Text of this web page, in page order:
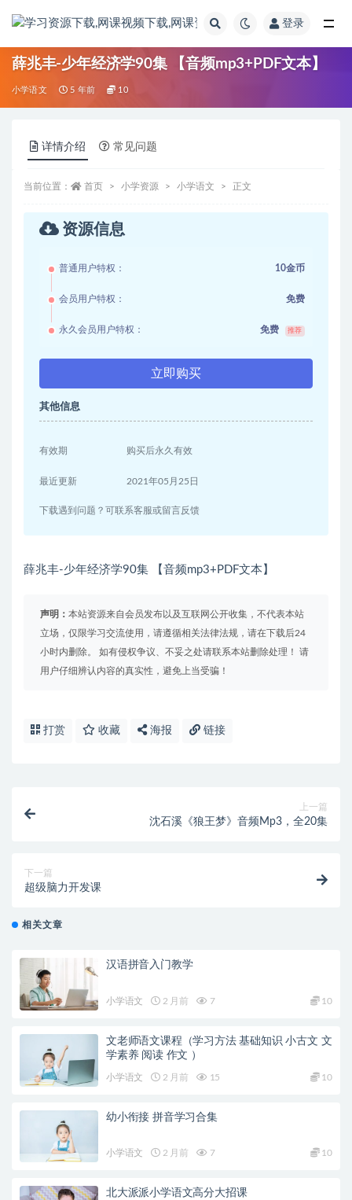
登录
薛兆丰-少年经济学90集 【音频mp3+PDF文本】
小学语文 5 年前 10
详情介绍 常见问题
当前位置： 首页 小学资源 小学语文 正文
资源信息
普通用户特权： 10金币
会员用户特权： 免费
永久会员用户特权： 免费 推荐
立即购买
其他信息
有效期 购买后永久有效
最近更新 2021年05月25日
下载遇到问题？可联系客服或留言反馈
薛兆丰-少年经济学90集 【音频mp3+PDF文本】
声明： 本站资源来自会员发布以及互联网公开收集，不代表本站
立场，仅限学习交流使用，请遵循相关法律法规，请在下载后24
小时内删除。 如有侵权争议、不妥之处请联系本站删除处理！ 请
用户仔细辨认内容的真实性，避免上当受骗！
打赏 收藏 海报 链接
上一篇
沈石溪《狼王梦》音频Mp3，全20集
下一篇
超级脑力开发课
相关文章
汉语拼音入门教学
小学语文 2 月前 7 10
文老师语文课程（学习方法 基础知识 小古文 文
学素养 阅读 作文 ）
小学语文 2 月前 15 10
幼小衔接 拼音学习合集
小学语文 2 月前 7 10
北大派派小学语文高分大招课